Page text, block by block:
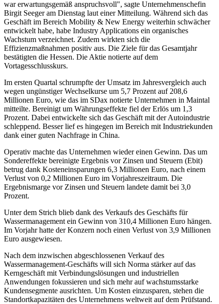
war erwartungsgemäß anspruchsvoll", sagte Unternehmenschefin
Birgit Seeger am Dienstag laut einer Mitteilung. Während sich das
Geschäft im Bereich Mobility & New Energy weiterhin schwächer
entwickelt habe, habe Industry Applications ein organisches
Wachstum verzeichnet. Zudem wirkten sich die
Effizienzmaßnahmen positiv aus. Die Ziele für das Gesamtjahr
bestätigten die Hessen. Die Aktie notierte auf dem
Vortagesschlusskurs.
Im ersten Quartal schrumpfte der Umsatz im Jahresvergleich auch
wegen ungünstiger Wechselkurse um 5,7 Prozent auf 208,6
Millionen Euro, wie das im SDax notierte Unternehmen in Maintal
mitteilte. Bereinigt um Währungseffekte fiel der Erlös um 1,3
Prozent. Dabei entwickelte sich das Geschäft mit der Autoindustrie
schleppend. Besser lief es hingegen im Bereich mit Industriekunden
dank einer guten Nachfrage in China.
Operativ machte das Unternehmen wieder einen Gewinn. Das um
Sondereffekte bereinigte Ergebnis vor Zinsen und Steuern (Ebit)
betrug dank Kosteneinsparungen 6,3 Millionen Euro, nach einem
Verlust von 0,2 Millionen Euro im Vorjahreszeitraum. Die
Ergebnismarge vor Zinsen und Steuern landete damit bei 3,0
Prozent.
Unter dem Strich blieb dank des Verkaufs des Geschäfts für
Wassermanagement ein Gewinn von 310,4 Millionen Euro hängen.
Im Vorjahr hatte der Konzern noch einen Verlust von 3,9 Millionen
Euro ausgewiesen.
Nach dem inzwischen abgeschlossenen Verkauf des
Wassermanagement-Geschäfts will sich Norma stärker auf das
Kerngeschäft mit Verbindungslösungen und industriellen
Anwendungen fokussieren und sich mehr auf wachstumsstarke
Kundensegmente ausrichten. Um Kosten einzusparen, stehen die
Standortkapazitäten des Unternehmens weltweit auf dem Prüfstand.